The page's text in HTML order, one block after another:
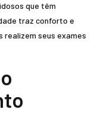
que têm
traz conforto e
realizem seus exames